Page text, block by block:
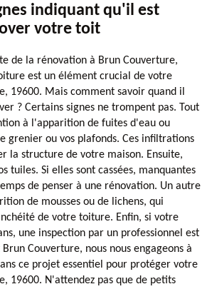
indiquant qu'il est
votre toit
de la rénovation à Brun Couverture,
est un élément crucial de votre
19600. Mais comment savoir quand il
? Certains signes ne trompent pas. Tout
à l'apparition de fuites d'eau ou
grenier ou vos plafonds. Ces infiltrations
la structure de votre maison. Ensuite,
tuiles. Si elles sont cassées, manquantes
de penser à une rénovation. Un autre
de mousses ou de lichens, qui
de votre toiture. Enfin, si votre
une inspection par un professionnel est
Couverture, nous nous engageons à
ce projet essentiel pour protéger votre
19600. N'attendez pas que de petits